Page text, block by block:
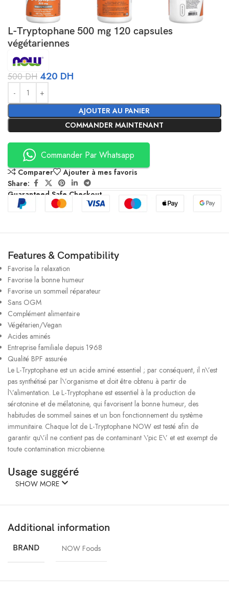
L-Tryptophane 500 mg 120 capsules
végétariennes
500DH 420 DH
AJOUTER AU PANIER
COMMANDER MAINTENANT
Alternative:
Commander Par Whatsapp
Comparer
Ajouter à mes favoris
Share:
Guaranteed Safe Checkout
Features & Compatibility
Favorise la relaxation
Favorise la bonne humeur
Favorise un sommeil réparateur
Sans OGM
Complément alimentaire
Végétarien/Vegan
Acides aminés
Entreprise familiale depuis 1968
Qualité BPF assurée
Le L-Tryptophane est un acide aminé essentiel ; par conséquent, il n\’est
pas synthétisé par l\’organisme et doit être obtenu à partir de
l\’alimentation. Le L-Tryptophane est essentiel à la production de
sérotonine et de mélatonine, qui favorisent la bonne humeur, des
habitudes de sommeil saines et un bon fonctionnement du système
immunitaire. Chaque lot de L-Tryptophane NOW est testé afin de
garantir qu\’il ne contient pas de contaminant \’pic E\’ et est exempt de
toute contamination microbienne.
Usage suggéré
au moment du coucher, ou tel que prescrit par votre médecin.
Autres ingrédients
Cellulose (capsule), poudre de cellulose et acide stéarique (source
SHOW MORE
Additional information
BRAND NOW Foods